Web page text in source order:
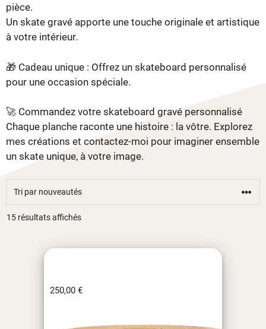
pièce.
Un skate gravé apporte une touche originale et artistique
à votre intérieur.
🎁 Cadeau unique : Offrez un skateboard personnalisé
pour une occasion spéciale.
🚀 Commandez votre skateboard gravé personnalisé
Chaque planche raconte une histoire : la vôtre. Explorez
mes créations et contactez-moi pour imaginer ensemble
un skate unique, à votre image.
15 résultats affichésTrié
ancien
250,00 €